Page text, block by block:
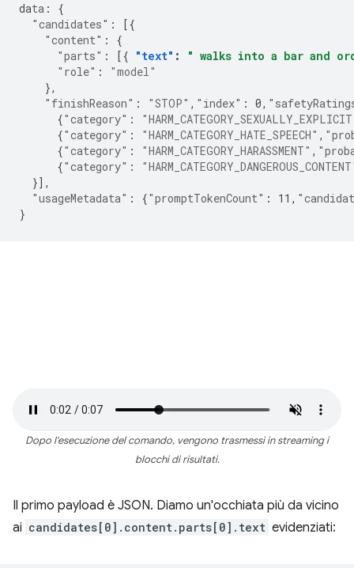
data :
{
"candidates" :
[{
"content" :
{
"parts" : [{ "text" :
" walks into a bar and
"role" :
"model"
},
"finishReason" : "STOP" , "index" : 0,
{"category" :
{"category" : "HARM_CATEGORY_HATE_SPEECH" ,
{"category" : "HARM_CATEGORY_HARASSMENT" ,
{"category" :
}],
"usageMetadata" : {"promptTokenCount" : 11 ,
}
Dopo l'esecuzione del comando, vengono trasmessi in streaming i
blocchi di risultati.
Il primo payload è JSON. Diamo un'occhiata più da vicino
ai candidates[0].content.parts[0].text evidenziati: